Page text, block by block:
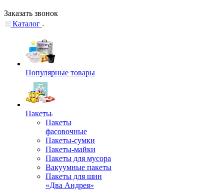
Заказать звонок
Каталог
Популярные товары
Пакеты
Пакеты
фасовочные
Пакеты-сумки
Пакеты-майки
Пакеты для мусора
Вакуумные пакеты
Пакеты для шин
«Два Андрея»